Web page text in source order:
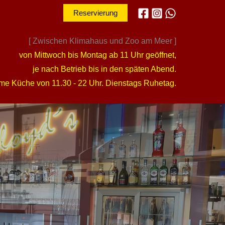
Reservierung
[ Zwischen Klimahaus und Zoo am Meer ]
von Mittwoch bis Montag ab 11 Uhr geöffnet,
je nach Betrieb bis in den späten Abend.
Küche von 11.30 - 22 Uhr. Dienstags Ruhetag.